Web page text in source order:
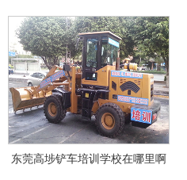
东莞高埗铲车培训学校在哪里啊